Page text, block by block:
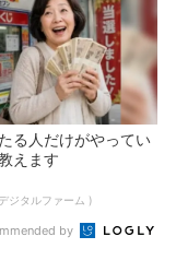
る人だけがやってい
えます
ジタルファーム )
by